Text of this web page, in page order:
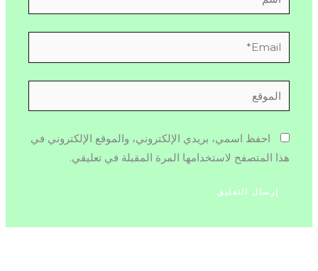
Email*
الموقع
احفظ اسمي، بريدي الإلكتروني، والموقع الإلكتروني في
هذا المتصفح لاستخدامها المرة المقبلة في تعليقي.